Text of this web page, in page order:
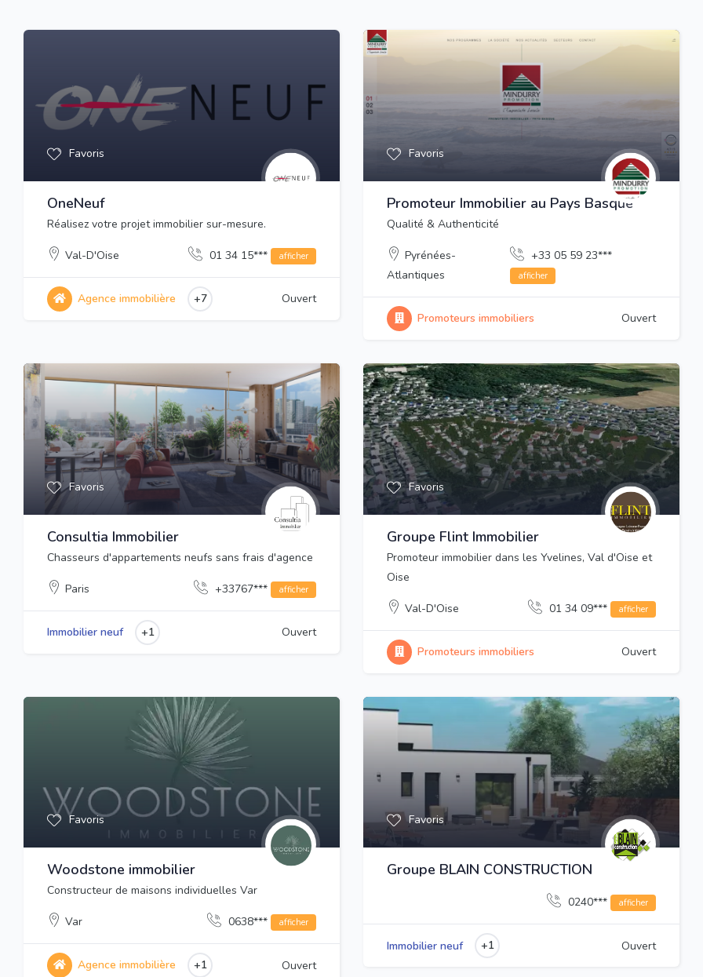
Favoris
OneNeuf
Réalisez votre projet immobilier sur-mesure.
Val-D'Oise 01 34 15*** afficher
Agence immobilière +7 Ouvert
Favoris
Promoteur Immobilier au Pays Basque
Qualité & Authenticité
Pyrénées-
Atlantiques
+33 05 59 23***
afficher
Promoteurs immobiliers Ouvert
Favoris
Consultia Immobilier
Chasseurs d'appartements neufs sans frais d'agence
Paris +33767*** afficher
Immobilier neuf +1 Ouvert
Favoris
Groupe Flint Immobilier
Promoteur immobilier dans les Yvelines, Val d'Oise et
Oise
Val-D'Oise 01 34 09*** afficher
Promoteurs immobiliers Ouvert
Favoris
Woodstone immobilier
Constructeur de maisons individuelles Var
Var 0638*** afficher
Agence immobilière +1 Ouvert
Favoris
Groupe BLAIN CONSTRUCTION
0240*** afficher
Immobilier neuf +1 Ouvert